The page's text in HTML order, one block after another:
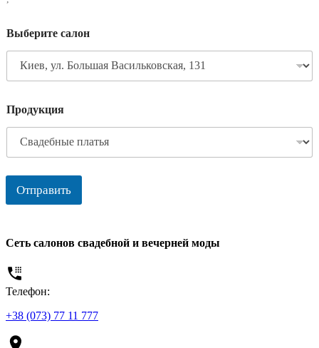
Выберите салон
Продукция
Отправить
Сеть салонов свадебной и вечерней моды
Телефон:
+38 (073) 77 11 777